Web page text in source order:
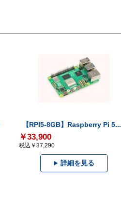
【RPI5-8GB】Raspberry Pi 5...
￥33,900
税込￥37,290
詳細を見る